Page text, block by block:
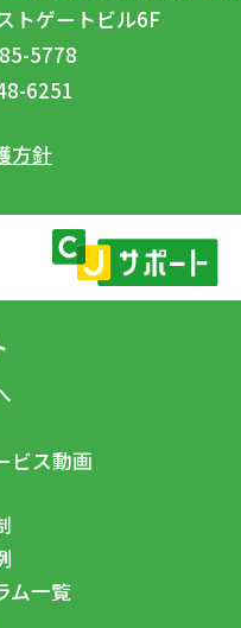
トゲートビル6F
5778
6251
方針
ビス動画
ム一覧